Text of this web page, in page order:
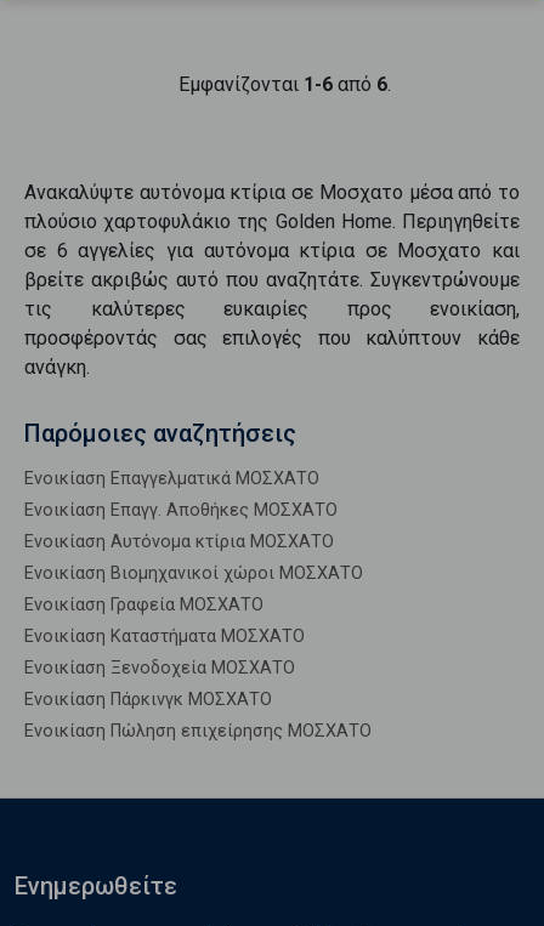
Εμφανίζονται 1-6από 6.
Ανακαλύψτε αυτόνομα κτίρια σε Μοσχατο μέσα από το
πλούσιο χαρτοφυλάκιο της Golden Home. Περιηγηθείτε
σε 6 αγγελίες για αυτόνομα κτίρια σε Μοσχατο και
βρείτε ακριβώς αυτό που αναζητάτε. Συγκεντρώνουμε
τις καλύτερες ευκαιρίες προς ενοικίαση,
προσφέροντάς σας επιλογές που καλύπτουν κάθε
ανάγκη.
Παρόμοιες αναζητήσεις
Ενοικίαση Επαγγελματικά ΜΟΣΧΑΤΟ
Ενοικίαση Επαγγ. Αποθήκες ΜΟΣΧΑΤΟ
Ενοικίαση Αυτόνομα κτίρια ΜΟΣΧΑΤΟ
Ενοικίαση Βιομηχανικοί χώροι ΜΟΣΧΑΤΟ
Ενοικίαση Γραφεία ΜΟΣΧΑΤΟ
Ενοικίαση Καταστήματα ΜΟΣΧΑΤΟ
Ενοικίαση Ξενοδοχεία ΜΟΣΧΑΤΟ
Ενοικίαση Πάρκινγκ ΜΟΣΧΑΤΟ
Ενοικίαση Πώληση επιχείρησης ΜΟΣΧΑΤΟ
Ενημερωθείτε